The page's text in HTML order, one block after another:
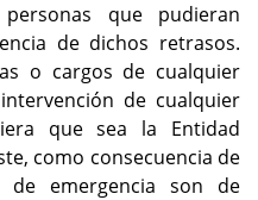
que pudieran
de dichos retrasos.
o cargos de cualquier
de cualquier
que sea la Entidad
como consecuencia de
de emergencia son de